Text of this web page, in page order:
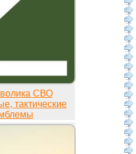
СВО
тактические